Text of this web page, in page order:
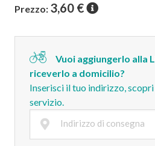
Prezzo: 3,60 €
Vuoi aggiungerlo alla
riceverlo a domicilio?
Inserisci il tuo indirizzo,
servizio.